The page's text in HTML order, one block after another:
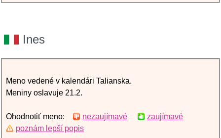
Ines
Meno vedené v kalendári Talianska.
Meniny oslavuje 21.2.
Ohodnotiť meno: nezaujímavé
zaujímavé
poznám lepší popis